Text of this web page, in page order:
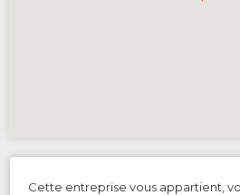
Cette entreprise vous appartient,